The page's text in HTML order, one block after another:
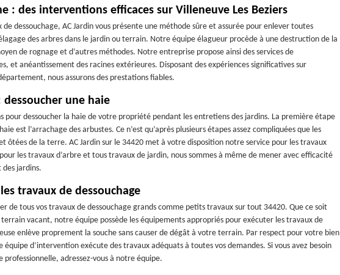
: des interventions efficaces sur Villeneuve Les Beziers
de dessouchage, AC Jardin vous présente une méthode sûre et assurée pour enlever toutes
des arbres dans le jardin ou terrain. Notre équipe élagueur procède à une destruction de la
de rognage et d’autres méthodes. Notre entreprise propose ainsi des services de
et anéantissement des racines extérieures. Disposant des expériences significatives sur
nous assurons des prestations fiables.
une haie
pour dessoucher la haie de votre propriété pendant les entretiens des jardins. La première étape
est l’arrachage des arbustes. Ce n’est qu’après plusieurs étapes assez compliquées que les
ôtées de la terre. AC Jardin sur le 34420 met à votre disposition notre service pour les travaux
les travaux d’arbre et tous travaux de jardin, nous sommes à même de mener avec efficacité
jardins.
travaux de dessouchage
de tous vos travaux de dessouchage grands comme petits travaux sur tout 34420. Que ce soit
vacant, notre équipe possède les équipements appropriés pour exécuter les travaux de
enlève proprement la souche sans causer de dégât à votre terrain. Par respect pour votre bien
d’intervention exécute des travaux adéquats à toutes vos demandes. Si vous avez besoin
adressez-vous à notre équipe.